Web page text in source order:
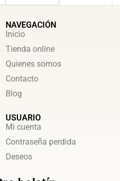
NAVEGACIÓN
Inicio
Tienda online
Quienes somos
Contacto
Blog
USUARIO
Mi cuenta
Contraseña perdida
Deseos